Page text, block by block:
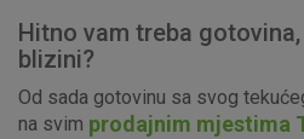
Hitno vam treba
blizini?
Od sada gotovinu sa svog
na svim prodajnim mjestima
Ovi kolačići nužni su za
postavljaju kao odgovor na vaše
za uslugama, kao što su postavke